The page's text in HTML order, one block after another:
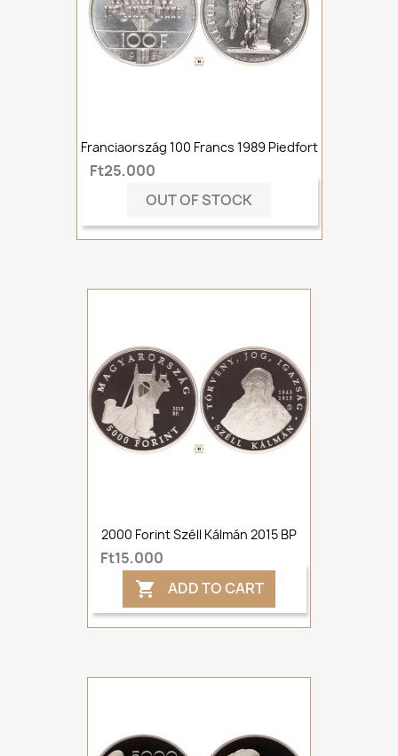
Franciaország 100 Francs 1989 Piedfort
Ft25,000
OUT OF STOCK
2000 Forint Széll Kálmán 2015 BP
Ft15,000
 ADD TO CART